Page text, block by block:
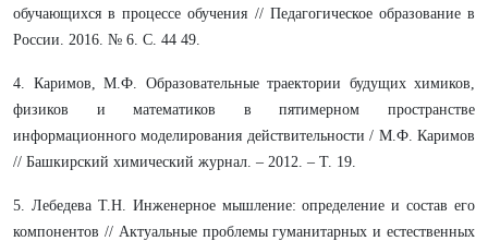
обучающихся в процессе обучения // Педагогическое образование в
России. 2016. № 6. С. 44 49.
4. Каримов, М.Ф. Образовательные траектории будущих химиков,
физиков и математиков в пятимерном пространстве
информационного моделирования действительности / М.Ф. Каримов
// Башкирский химический журнал. – 2012. – Т. 19.
5. Лебедева Т.Н. Инженерное мышление: определение и состав его
компонентов // Актуальные проблемы гуманитарных и естественных